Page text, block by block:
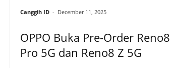
Canggih ID - December 11, 2025
OPPO Buka Pre-Order Reno8
Pro 5G dan Reno8 Z 5G